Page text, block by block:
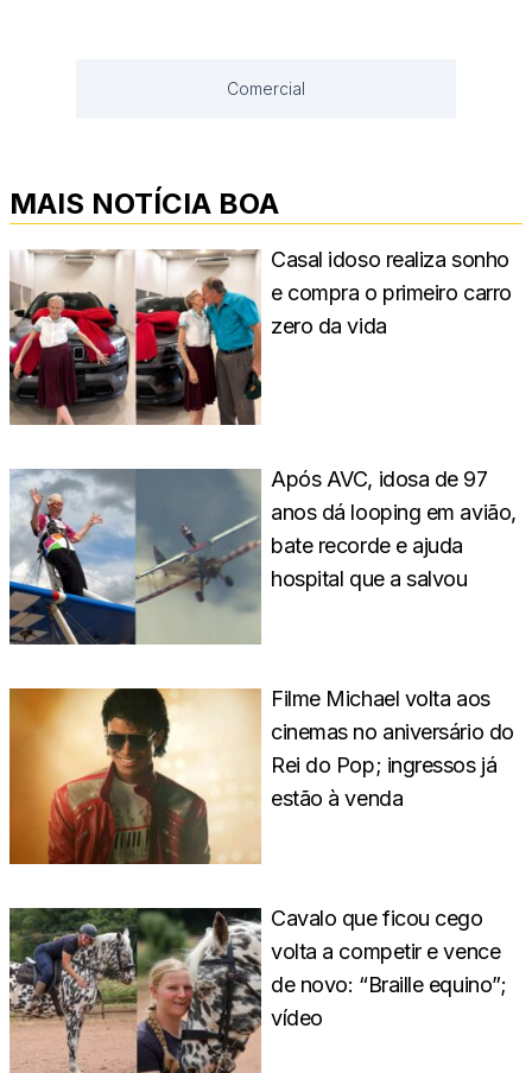
Comercial
MAIS NOTÍCIA BOA
Casal idoso realiza sonho
e compra o primeiro carro
zero da vida
Após AVC, idosa de 97
anos dá looping em avião,
bate recorde e ajuda
hospital que a salvou
Filme Michael volta aos
cinemas no aniversário do
Rei do Pop; ingressos já
estão à venda
Cavalo que ficou cego
volta a competir e vence
de novo: “Braille equino”;
vídeo